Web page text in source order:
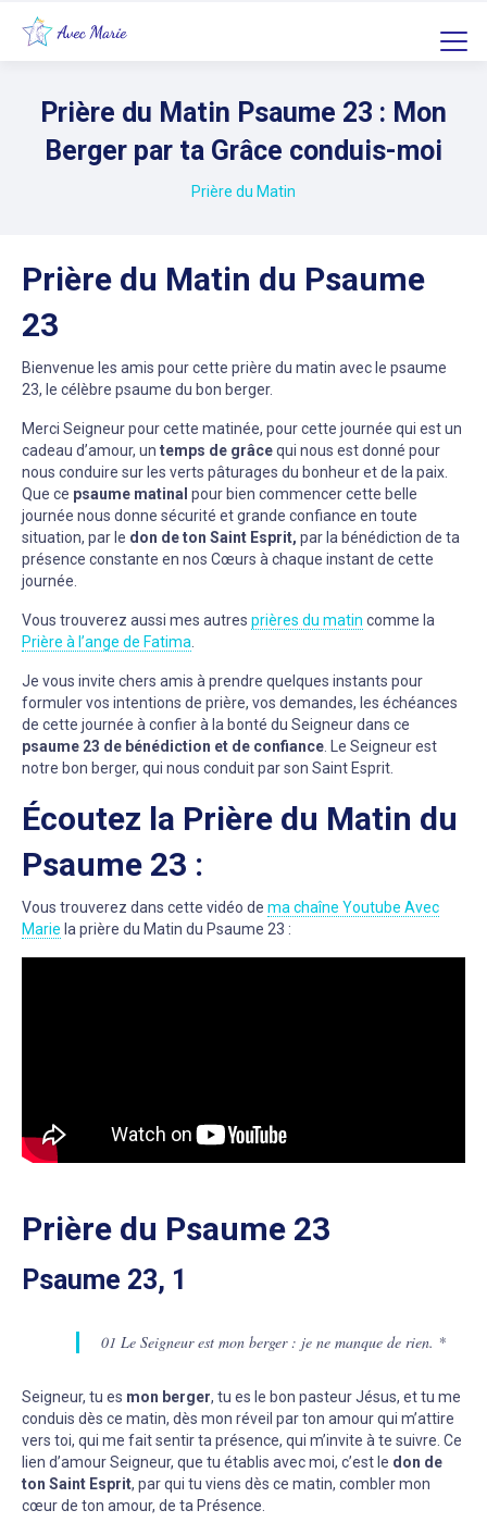
Prière du Matin Psaume 23 : Mon
Berger par ta Grâce conduis-moi
Prière du Matin
Prière du Matin du Psaume
23
Bienvenue les amis pour cette prière du matin avec le psaume
23, le célèbre psaume du bon berger.
Merci Seigneur pour cette matinée, pour cette journée qui est un
cadeau d’amour, un temps de grâcequi nous est donné pour
nous conduire sur les verts pâturages du bonheur et de la paix.
Que ce psaume matinal pour bien commencer cette belle
journée nous donne sécurité et grande confiance en toute
situation, par le don de ton Saint Esprit, par la bénédiction de ta
présence constante en nos Cœurs à chaque instant de cette
journée.
Vous trouverez aussi mes autres prières du matin comme la
Prière à l’ange de Fatima
Je vous invite chers amis à prendre quelques instants pour
formuler vos intentions de prière, vos demandes, les échéances
de cette journée à confier à la bonté du Seigneur dans ce
psaume 23 de bénédiction et de confiance . Le Seigneur est
notre bon berger, qui nous conduit par son Saint Esprit.
Écoutez la Prière du Matin du
Psaume 23 :
Vous trouverez dans cette vidéo de ma chaîne Youtube Avec
Marie la prière du Matin du Psaume 23 :
Prière du Psaume 23
Psaume 23, 1
01 Le Seigneur est mon berger : je ne manque de rien. *
Seigneur, tu es mon berger, tu es le bon pasteur Jésus, et tu me
conduis dès ce matin, dès mon réveil par ton amour qui m’attire
vers toi, qui me fait sentir ta présence, qui m’invite à te suivre. Ce
lien d’amour Seigneur, que tu établis avec moi, c’est le don de
ton Saint Esprit, par qui tu viens dès ce matin, combler mon
cœur de ton amour, de ta Présence.